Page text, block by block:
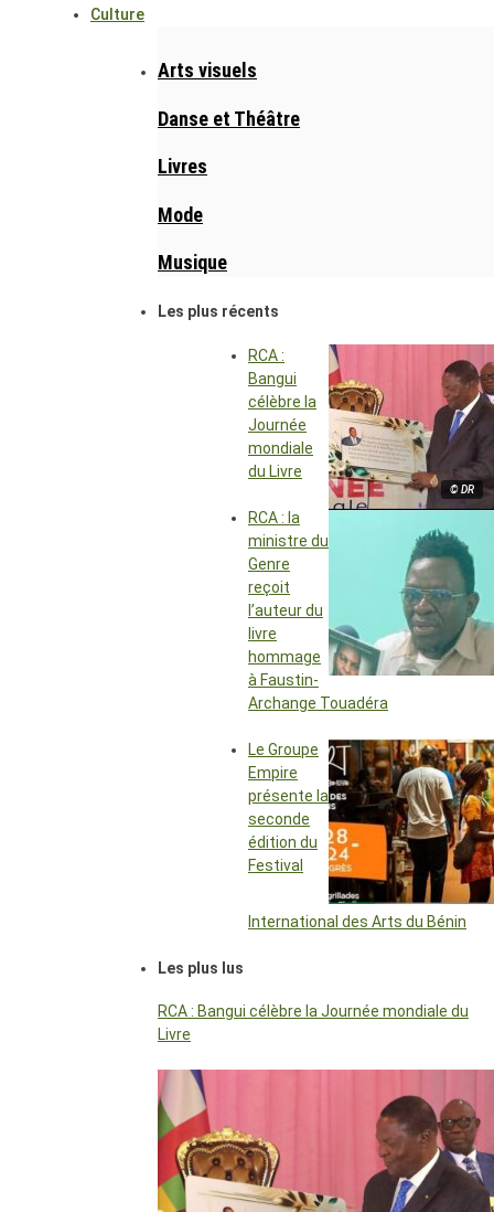
Culture
Arts visuels
Danse et Théâtre
Livres
Mode
Musique
Les plus récents
© DR
RCA :
Bangui
célèbre la
Journée
mondiale
du Livre
RCA : la
ministre du
Genre
reçoit
l’auteur du
livre
hommage
à Faustin-
Archange Touadéra
Le Groupe
Empire
présente la
seconde
édition du
Festival
International des Arts du Bénin
Les plus lus
RCA : Bangui célèbre la Journée mondiale du
Livre